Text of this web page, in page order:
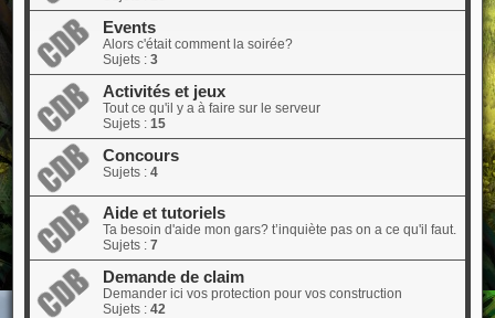
Events
Alors c'était comment la soirée?
Sujets : 3
Activités et jeux
Tout ce qu'il y a à faire sur le serveur
Sujets : 15
Concours
Sujets : 4
Aide et tutoriels
Ta besoin d'aide mon gars? t’inquiète pas on a ce qu'il faut.
Sujets : 7
Demande de claim
Demander ici vos protection pour vos construction
Sujets : 42